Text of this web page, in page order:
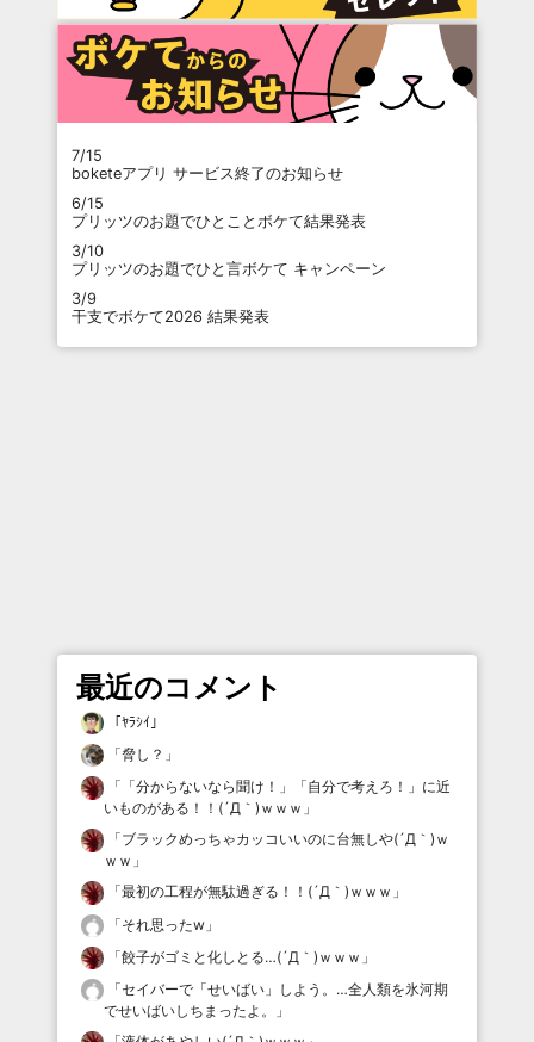
7/15
boketeアプリ サービス終了のお知らせ
6/15
プリッツのお題でひとことボケて結果発表
3/10
プリッツのお題でひと言ボケて キャンペーン
3/9
干支でボケて2026 結果発表
最近のコメント
「ﾔﾗｼｲ 」
「脅し？ 」
「 「分からないなら聞け！」「自分で考えろ！」に近
いものがある！！(´Д｀)ｗｗｗ 」
「ブラックめっちゃカッコいいのに台無しや(´Д｀)ｗ
ｗｗ 」
「最初の工程が無駄過ぎる！！(´Д｀)ｗｗｗ 」
「それ思ったw 」
「餃子がゴミと化しとる…(´Д｀)ｗｗｗ 」
「セイバーで「せいばい」しよう。…全人類を氷河期
でせいばいしちまったよ。
」